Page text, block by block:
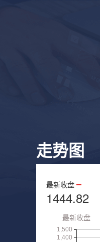
走势图
最新收盘
1444.82